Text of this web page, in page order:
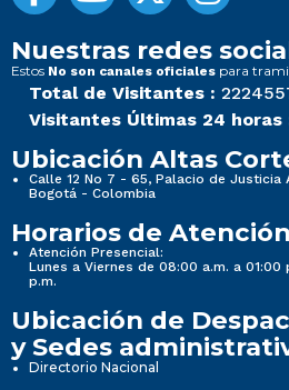
Nuestras redes
Estos No son canales oficiales para
Total de Visitantes :
Visitantes Últimas 24 horas
Ubicación Altas
Calle 12 No 7 - 65, Palacio de Justicia
Bogotá - Colombia
Horarios de
Atención Presencial:
Lunes a Viernes de 08:00 a.m. a
p.m.
Ubicación de
y Sedes
Directorio Nacional